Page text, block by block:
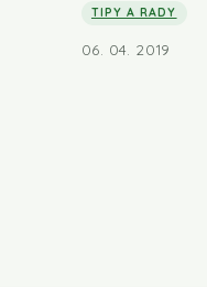
TIPY A RADY
06. 04. 2019